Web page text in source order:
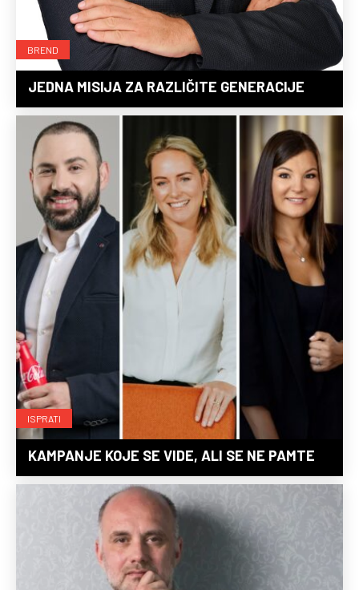
BREND
JEDNA MISIJA ZA RAZLIČITE GENERACIJE
ISPRATI
KAMPANJE KOJE SE VIDE, ALI SE NE PAMTE